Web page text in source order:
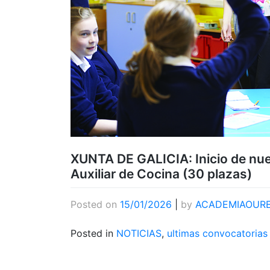
XUNTA DE GALICIA: Inicio de
Auxiliar de Cocina (30 plazas)
Posted on 15/01/2026 by
Posted in NOTICIAS, ultimas convocatorias